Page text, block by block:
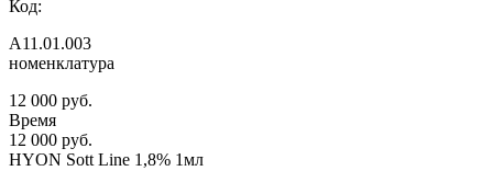
Код:
А11.01.003
номенклатура
12 000 руб.
Время
12 000 руб.
HYON Sott Line 1,8% 1мл